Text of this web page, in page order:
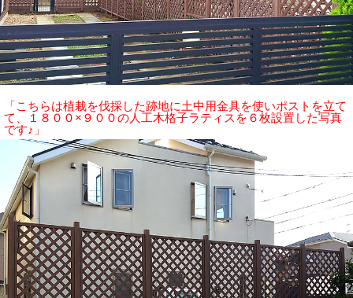
「こちらは植栽を伐採した跡地に土中用金具を使いポストを立て
て、１８００×９００の人工木格子ラティスを６枚設置した写真
です♪」